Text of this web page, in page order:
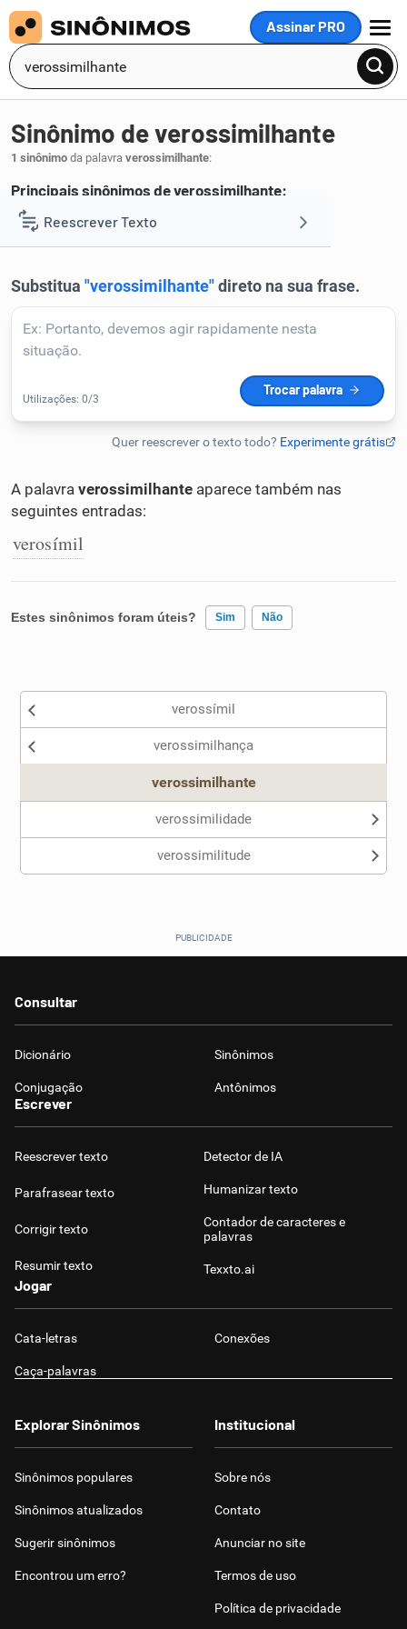
Assinar PRO
MENU
Reescrever Texto
Corrigir Texto
Humanizador de IA
Conexões
Dicionário
Sinônimo de verossimilhante
1 sinônimo da palavra verossimilhante:
Principais sinônimos de verossimilhante:
1 verossímil.
A palavra verossimilhante aparece também nas
seguintes entradas:
verosímil
Estes sinônimos foram úteis? Sim Não
Nenhum dos sinônimos apresentados me ajudou
verossímil
verossimilhança
verossimilhante
verossimilidade
verossimilitude
Consultar
Dicionário Sinônimos
Conjugação Antônimos
Escrever
Reescrever texto
Parafrasear texto
Corrigir texto
Resumir texto
Detector de IA
Humanizar texto
Contador de caracteres e
palavras
Texxto.ai
Jogar
Cata-letras Conexões
Caça-palavras
Explorar Sinônimos
Sinônimos populares
Sinônimos atualizados
Sugerir sinônimos
Encontrou um erro?
Institucional
Sobre nós
Contato
Anunciar no site
Termos de uso
Política de privacidade